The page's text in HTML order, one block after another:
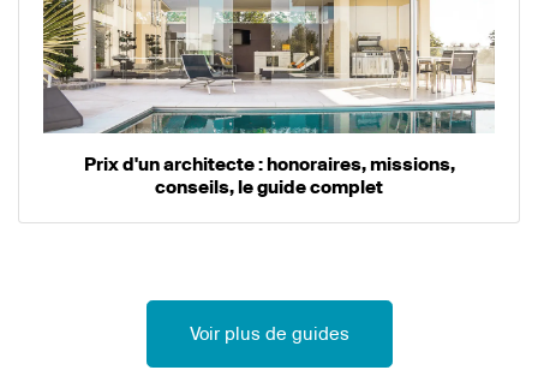
Prix d'un architecte : honoraires, missions,
conseils, le guide complet
Voir plus de guides